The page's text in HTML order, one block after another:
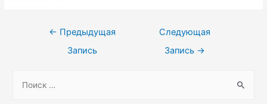
Навигация
← Предыдущая
Запись
Следующая
Запись →